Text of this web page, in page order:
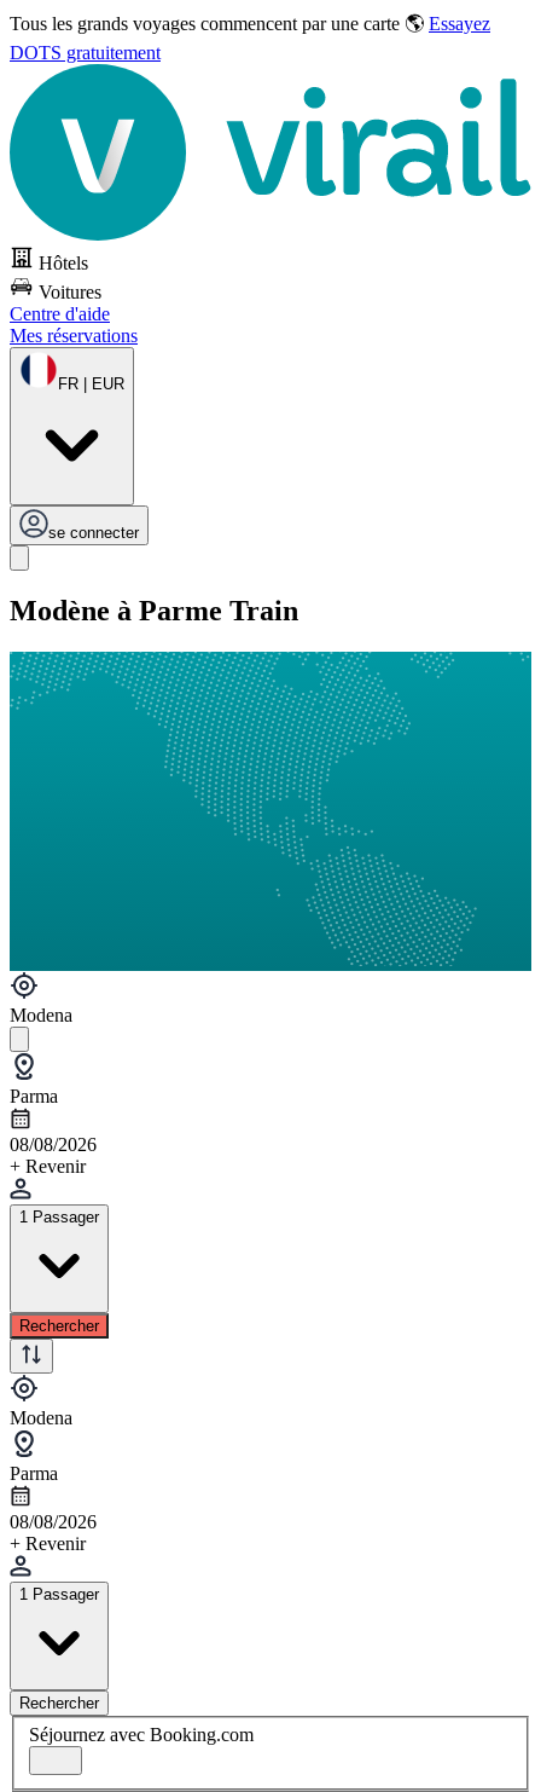
Tous les grands voyages commencent par une carte 🌎 Essayez
DOTS gratuitement
Hôtels
Voitures
Centre d'aide
Mes réservations
FR | EUR
se connecter
Modène à Parme Train
Modena
Parma
08/08/2026
+ Revenir
1 Passager
Rechercher
Modena
Parma
08/08/2026
+ Revenir
1 Passager
Rechercher
Séjournez avec Booking.com